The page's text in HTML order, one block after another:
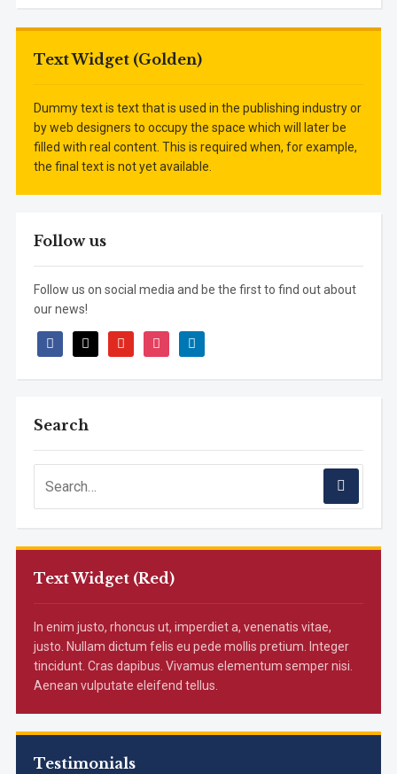
Text Widget (Golden)
Dummy text is text that is used in the publishing industry or
by web designers to occupy the space which will later be
filled with real content. This is required when, for example,
the final text is not yet available.
Follow us
Follow us on social media and be the first to find out about
our news!
facebook youtube instagramlinkedin
Search
Text Widget (Red)
In enim justo, rhoncus ut, imperdiet a, venenatis vitae,
justo. Nullam dictum felis eu pede mollis pretium. Integer
tincidunt. Cras dapibus. Vivamus elementum semper nisi.
Aenean vulputate eleifend tellus.
Testimonials